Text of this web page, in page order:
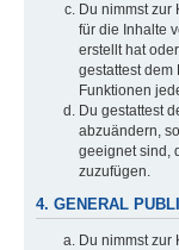
Du nimmst zur
für die Inhalte
erstellt hat
gestattest dem
Funktionen
Du gestattest
abzuändern,
geeignet sind,
zuzufügen.
4. GENERAL
Du nimmst zur